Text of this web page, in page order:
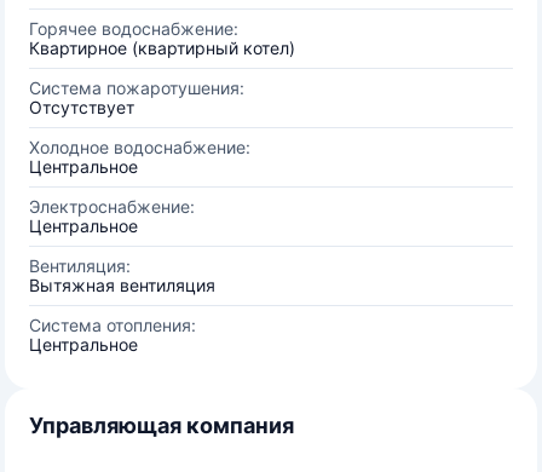
Горячее водоснабжение:
Квартирное (квартирный котел)
Система пожаротушения:
Отсутствует
Холодное водоснабжение:
Центральное
Электроснабжение:
Центральное
Вентиляция:
Вытяжная вентиляция
Система отопления:
Центральное
Управляющая компания